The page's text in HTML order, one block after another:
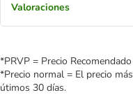
Valoraciones
*PRVP = Precio
*Precio normal = El precio
útimos 30 días.